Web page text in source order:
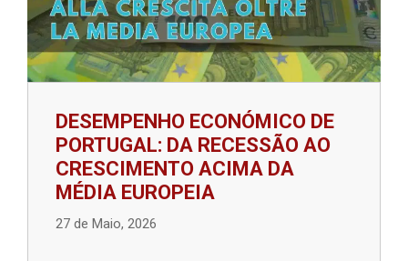
DESEMPENHO ECONÓMICO DE
PORTUGAL: DA RECESSÃO AO
CRESCIMENTO ACIMA DA
MÉDIA EUROPEIA
27 de Maio, 2026